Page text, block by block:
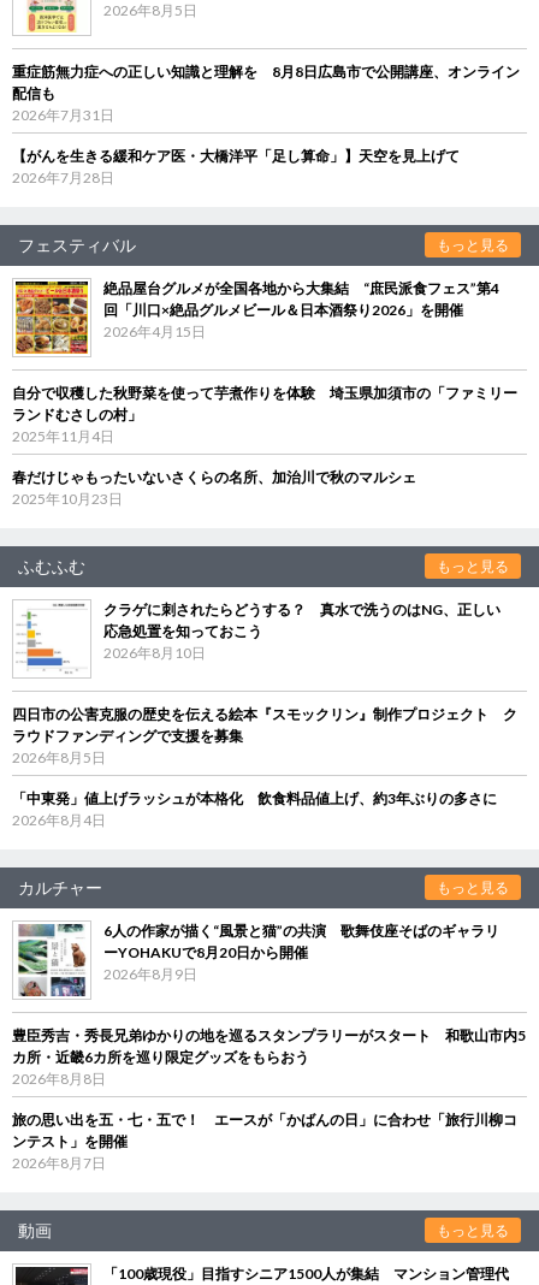
2026年8月5日
重症筋無力症への正しい知識と理解を 8月8日広島市で公開講座、オンライン
配信も
2026年7月31日
【がんを生きる緩和ケア医・大橋洋平「足し算命」】天空を見上げて
2026年7月28日
フェスティバル もっと見る
絶品屋台グルメが全国各地から大集結 “庶民派食フェス”第4
回「川口×絶品グルメビール＆日本酒祭り2026」を開催
2026年4月15日
自分で収穫した秋野菜を使って芋煮作りを体験 埼玉県加須市の「ファミリー
ランドむさしの村」
2025年11月4日
春だけじゃもったいないさくらの名所、加治川で秋のマルシェ
2025年10月23日
ふむふむ もっと見る
クラゲに刺されたらどうする？ 真水で洗うのはNG、正しい
応急処置を知っておこう
2026年8月10日
四日市の公害克服の歴史を伝える絵本『スモックリン』制作プロジェクト ク
ラウドファンディングで支援を募集
2026年8月5日
「中東発」値上げラッシュが本格化 飲食料品値上げ、約3年ぶりの多さに
2026年8月4日
カルチャー もっと見る
6人の作家が描く“風景と猫”の共演 歌舞伎座そばのギャラリ
ーYOHAKUで8月20日から開催
2026年8月9日
豊臣秀吉・秀長兄弟ゆかりの地を巡るスタンプラリーがスタート 和歌山市内5
カ所・近畿6カ所を巡り限定グッズをもらおう
2026年8月8日
旅の思い出を五・七・五で！ エースが「かばんの日」に合わせ「旅行川柳コ
ンテスト」を開催
2026年8月7日
動画 もっと見る
「100歳現役」目指すシニア1500人が集結 マンション管理代